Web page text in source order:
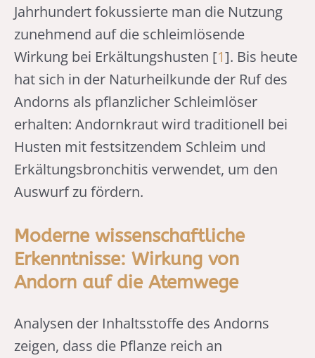
Jahrhundert fokussierte man die Nutzung
zunehmend auf die schleimlösende
Wirkung bei Erkältungshusten [1]. Bis heute
hat sich in der Naturheilkunde der Ruf des
Andorns als pflanzlicher Schleimlöser
erhalten: Andornkraut wird traditionell bei
Husten mit festsitzendem Schleim und
Erkältungsbronchitis verwendet, um den
Auswurf zu fördern.
Moderne wissenschaftliche
Erkenntnisse: Wirkung von
Andorn auf die Atemwege
Analysen der Inhaltsstoffe des Andorns
zeigen, dass die Pflanze reich an